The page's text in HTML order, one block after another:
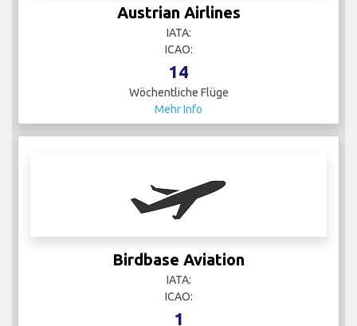
Austrian Airlines
IATA:
ICAO:
14
Wöchentliche Flüge
Mehr Info
Birdbase Aviation
IATA:
ICAO:
1